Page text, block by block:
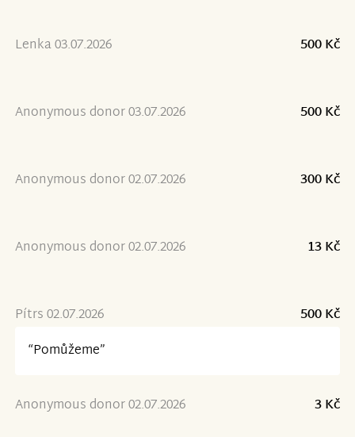
Lenka 03.07.2026 500 Kč
Anonymous donor 03.07.2026 500 Kč
Anonymous donor 02.07.2026 300 Kč
Anonymous donor 02.07.2026 13 Kč
Pítrs 02.07.2026
500 Kč
“Pomůžeme”
Anonymous donor 02.07.2026 3 Kč